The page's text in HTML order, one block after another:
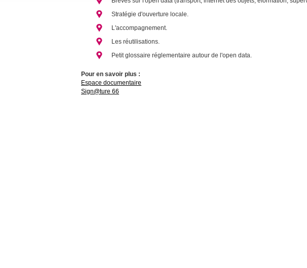
Stratégie d'ouverture locale.
L'accompagnement.
Les réutilisations.
Petit glossaire réglementaire autour de l'open data.
Pour en savoir plus :
Espace documentaire
Sign@ture 66